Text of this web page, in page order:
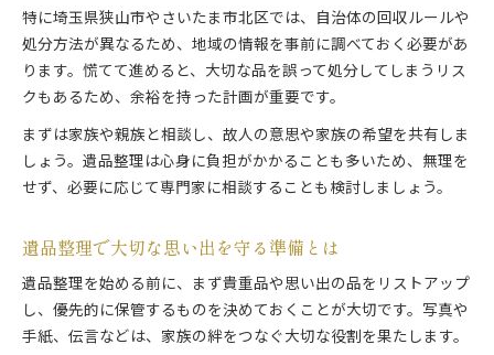
遺品整理に役立つ狭山市のサポート情報
狭山市で遺品整理を行う際の手続きの流れ
遺品整理の相談先と地域サービス活用術
遺品整理なら法的配慮も忘れずに実践
遺品整理で必要な法的手続きの基本知識
遺品整理と相続トラブルを防ぐポイント
遺品整理の前に押さえたい相続の流れ
遺品整理に伴う書類整理と法的注意点
伝言に込める想いと整理を両立する方法
遺品整理で故人の伝言を大切に残す工夫
特に埼玉県狭山市やさいたま市北区では、自治体の回収ルールや
処分方法が異なるため、地域の情報を事前に調べておく必要があ
ります。慌てて進めると、大切な品を誤って処分してしまうリス
クもあるため、余裕を持った計画が重要です。
まずは家族や親族と相談し、故人の意思や家族の希望を共有しま
しょう。遺品整理は心身に負担がかかることも多いため、無理を
せず、必要に応じて専門家に相談することも検討しましょう。
遺品整理で大切な思い出を守る準備とは
遺品整理を始める前に、まず貴重品や思い出の品をリストアップ
し、優先的に保管するものを決めておくことが大切です。写真や
手紙、伝言などは、家族の絆をつなぐ大切な役割を果たします。